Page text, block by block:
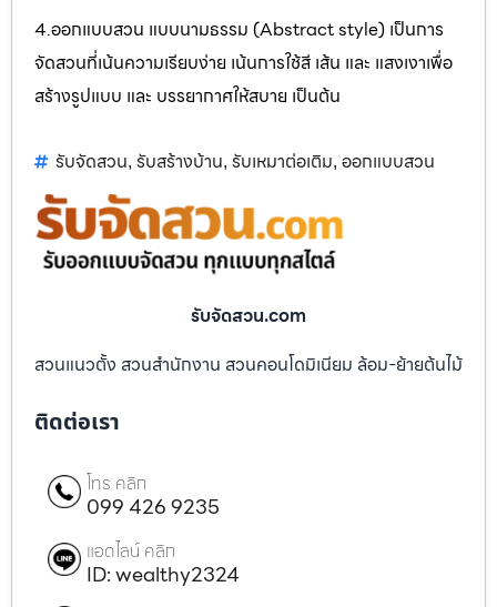
4.ออกแบบสวน แบบนามธรรม (Abstract style) เป็นการ
จัดสวนที่เน้นความเรียบง่าย เน้นการใช้สี เส้น และ แสงเงาเพื่อ
สร้างรูปแบบ และ บรรยากาศให้สบาย เป็นต้น
รับจัดสวน, รับสร้างบ้าน, รับเหมาต่อเติม, ออกแบบสวน
รับจัดสวน.com
สวนแนวตั้ง สวนสำนักงาน สวนคอนโดมิเนียม ล้อม-ย้ายต้นไม้
ติดต่อเรา
โทร คลิก
099 426 9235
แอดไลน์ คลิก
ID: wealthy2324